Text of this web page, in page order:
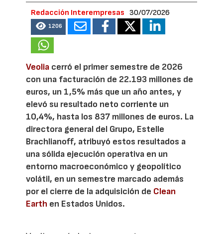
Redacción Interempresas 30/07/2026
1206
Veolia cerró el primer semestre de 2026
con una facturación de 22.193 millones de
euros, un 1,5% más que un año antes, y
elevó su resultado neto corriente un
10,4%, hasta los 837 millones de euros. La
directora general del Grupo, Estelle
Brachlianoff, atribuyó estos resultados a
una sólida ejecución operativa en un
entorno macroeconómico y geopolítico
volátil, en un semestre marcado además
por el cierre de la adquisición de Clean
Earth en Estados Unidos.